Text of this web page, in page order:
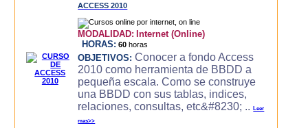
ACCESS 2010
MODALIDAD: Internet (Online)
HORAS: 60 horas
OBJETIVOS: Conocer a fondo Access
2010 como herramienta de BBDD a
pequeña escala. Como se construye
una BBDD con sus tablas, indices,
relaciones, consultas, etc&#8230; ..Leer
mas>>